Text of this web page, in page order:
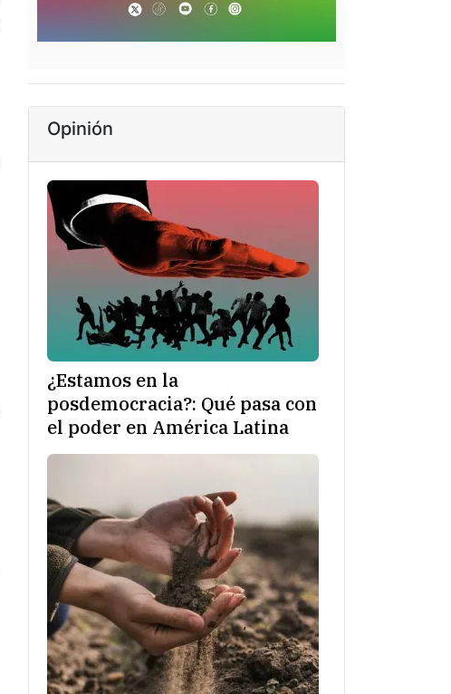
Opinión
¿Estamos en la
posdemocracia?: Qué pasa con
el poder en América Latina